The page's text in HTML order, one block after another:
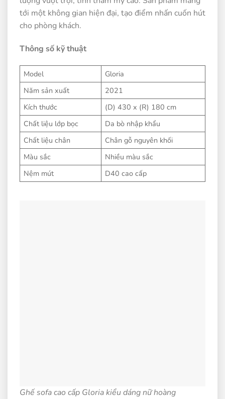
tới một không gian hiện đại, tạo điểm nhấn cuốn hút
cho phòng khách.
Thông số kỹ thuật
Model
Gloria
Năm sản xuất
2021
Kích thước
(D) 430 x (R) 180 cm
Chất liệu lớp bọc
Da bò nhập khẩu
Chất liệu chân
Chân gỗ nguyên khối
Màu sắc
Nhiều màu sắc
Nệm mút
D40 cao cấp
Ghế sofa cao cấp Gloria kiểu dáng nữ hoàng